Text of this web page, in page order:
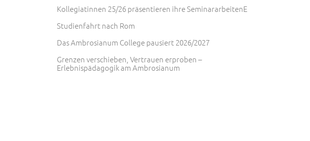
Kollegiatinnen 25/26 präsentieren ihre SeminararbeitenE
Studienfahrt nach Rom
Das Ambrosianum College pausiert 2026/2027
Grenzen verschieben, Vertrauen erproben –
Erlebnispädagogik am Ambrosianum